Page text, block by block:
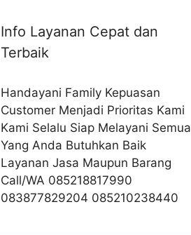
Info Layanan Cepat dan
Terbaik
Handayani Family Kepuasan
Customer Menjadi Prioritas Kami
Kami Selalu Siap Melayani Semua
Yang Anda Butuhkan Baik
Layanan Jasa Maupun Barang
Call/WA 085218817990
083877829204 085210238440